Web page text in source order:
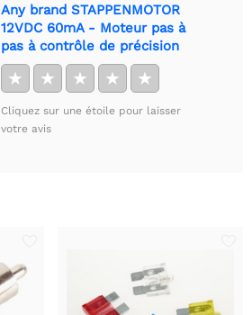
Any brand STAPPENMOTOR
12VDC 60mA - Moteur pas à
pas à contrôle de précision
★ ★ ★ ★ ★
Cliquez sur une étoile pour laisser
votre avis